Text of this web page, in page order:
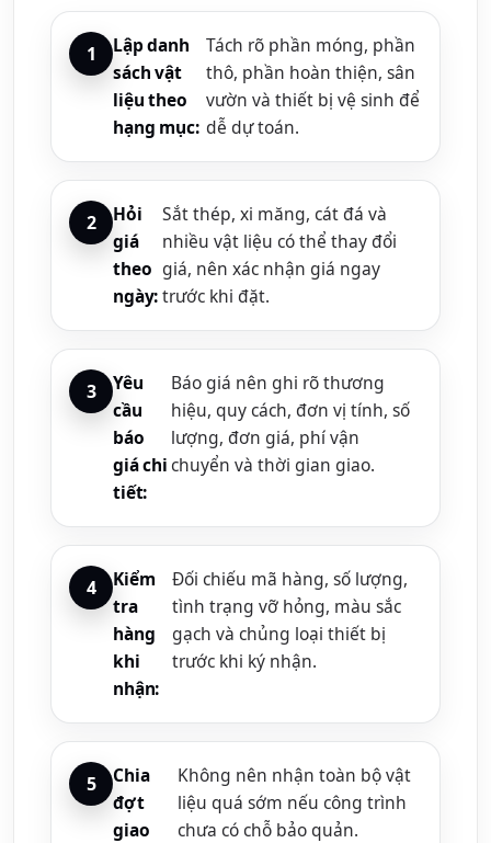
Lập danh
sách vật
liệu theo
hạng mục:
Tách rõ phần móng, phần
thô, phần hoàn thiện, sân
vườn và thiết bị vệ sinh để
dễ dự toán.
Hỏi
giá
theo
ngày:
Sắt thép, xi măng, cát đá và
nhiều vật liệu có thể thay đổi
giá, nên xác nhận giá ngay
trước khi đặt.
Yêu
cầu
báo
giá chi
tiết:
Báo giá nên ghi rõ thương
hiệu, quy cách, đơn vị tính, số
lượng, đơn giá, phí vận
chuyển và thời gian giao.
Kiểm
tra
hàng
khi
nhận:
Đối chiếu mã hàng, số lượng,
tình trạng vỡ hỏng, màu sắc
gạch và chủng loại thiết bị
trước khi ký nhận.
Chia
đợt
giao
Không nên nhận toàn bộ vật
liệu quá sớm nếu công trình
chưa có chỗ bảo quản.